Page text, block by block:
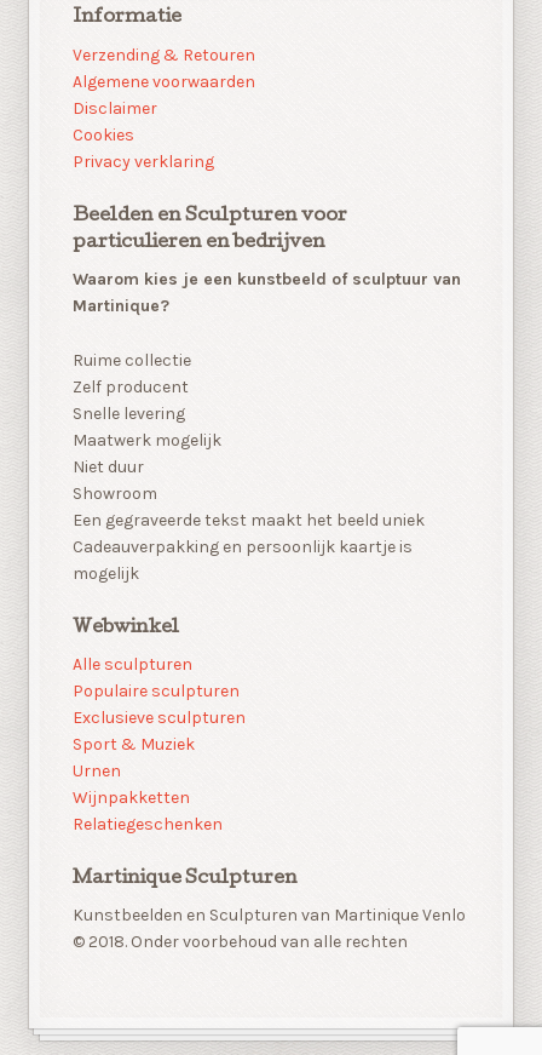
Informatie
Verzending & Retouren
Algemene voorwaarden
Disclaimer
Cookies
Privacy verklaring
Beelden en Sculpturen voor
particulieren en bedrijven
Waarom kies je een kunstbeeld of sculptuur van
Martinique?
Ruime collectie
Zelf producent
Snelle levering
Maatwerk mogelijk
Niet duur
Showroom
Een gegraveerde tekst maakt het beeld uniek
Cadeauverpakking en persoonlijk kaartje is
mogelijk
Webwinkel
Alle sculpturen
Populaire sculpturen
Exclusieve sculpturen
Sport & Muziek
Urnen
Wijnpakketten
Relatiegeschenken
Martinique Sculpturen
Kunstbeelden en Sculpturen van Martinique Venlo
© 2018. Onder voorbehoud van alle rechten